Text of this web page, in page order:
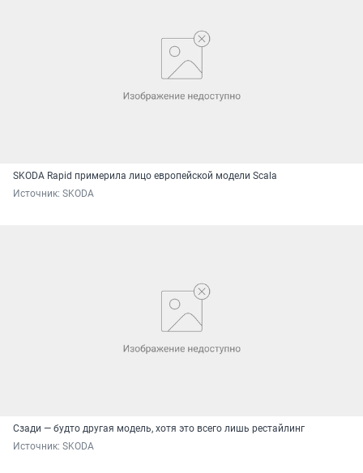
SKODA Rapid примерила лицо европейской модели Scala
Источник: SKODA
Сзади — будто другая модель, хотя это всего лишь рестайлинг
Источник: SKODA